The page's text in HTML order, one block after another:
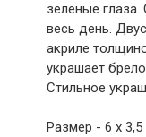
зеленые
весь день.
акриле
украшает
Стильное
Размер - 6 х